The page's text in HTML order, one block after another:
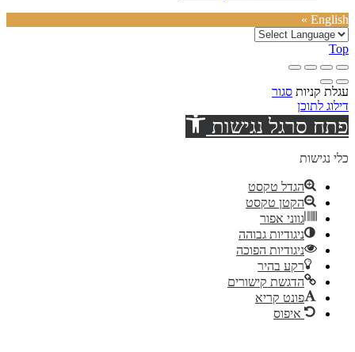
English »
Top
עגלת קניות סגור
דילוג לתוכן
פתח סרגל נגישות
כלי נגישות
הגדל טקסט
הקטן טקסט
גווני אפור
ניגודיות גבוהה
ניגודיות הפוכה
רקע בהיר
הדגשת קישורים
פונט קריא
איפוס